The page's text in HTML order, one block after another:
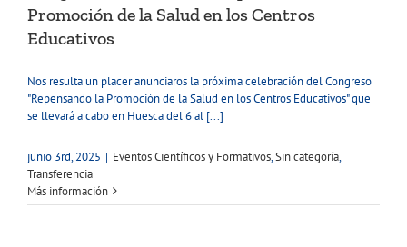
Promoción de la Salud en los Centros
Educativos
Nos resulta un placer anunciaros la próxima celebración del Congreso
"Repensando la Promoción de la Salud en los Centros Educativos" que
se llevará a cabo en Huesca del 6 al [...]
junio 3rd, 2025 | Eventos Científicos y Formativos,Sin categoría,
Transferencia
Más información